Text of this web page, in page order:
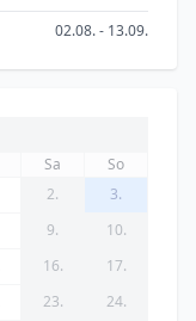
02.08. - 13.09.
Sa
So
2.
3.
9.
10.
16.
17.
23.
24.